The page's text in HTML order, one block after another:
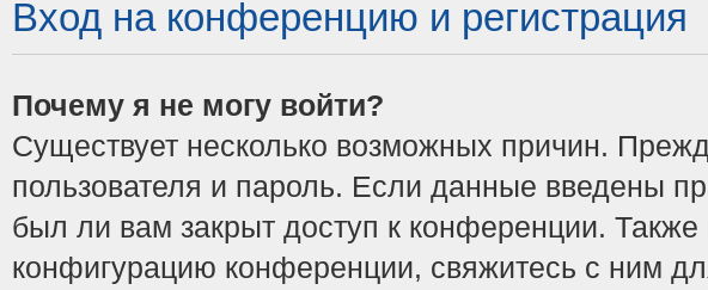
Вход на конференцию и регистрация
Почему я не могу войти?
Существует несколько возможных причин.
пользователя и пароль. Если данные введены
был ли вам закрыт доступ к конференции.
конфигурацию конференции, свяжитесь с ним